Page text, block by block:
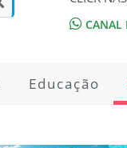
CANAL
Educação